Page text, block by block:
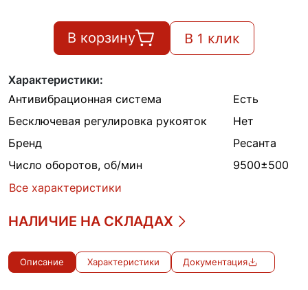
В корзину В 1 клик
Характеристики:
Антивибрационная система
Есть
Бесключевая регулировка рукояток
Нет
Бренд
Ресанта
Число оборотов, об/мин
9500±500
Все характеристики
НАЛИЧИЕ НА СКЛАДАХ
Описание Характеристики Документация